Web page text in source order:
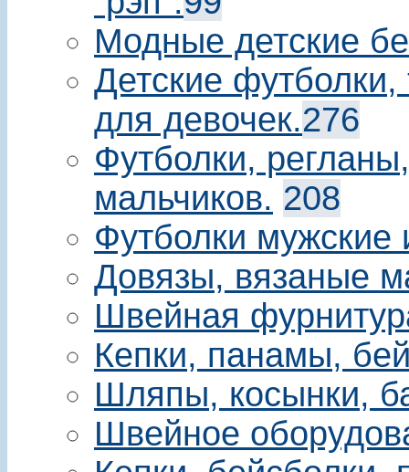
Модные детские
Детские
для девочек.276
Футболки,
мальчиков. 208
Футболки мужские
Довязы, вязаные
Швейная
Кепки, панамы,
Шляпы, косынки,
Швейное